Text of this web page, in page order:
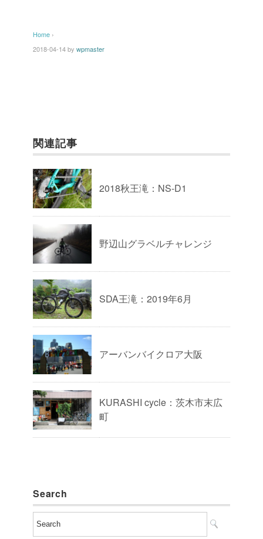
Home ›
2018-04-14by wpmaster
関連記事
2018秋王滝：NS-D1
野辺山グラベルチャレンジ
SDA王滝：2019年6月
アーバンバイクロア大阪
KURASHI cycle：茨木市末広
町
Search